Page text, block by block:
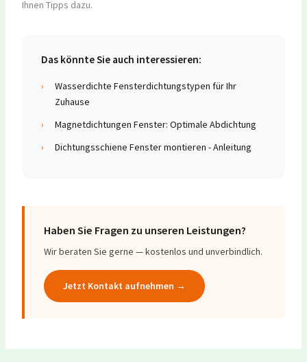
Ihnen Tipps dazu.
Das könnte Sie auch interessieren:
›
Wasserdichte Fensterdichtungstypen für Ihr
Zuhause
›
Magnetdichtungen Fenster: Optimale Abdichtung
›
Dichtungsschiene Fenster montieren - Anleitung
Haben Sie Fragen zu unseren Leistungen?
Wir beraten Sie gerne — kostenlos und unverbindlich.
Jetzt Kontakt aufnehmen →